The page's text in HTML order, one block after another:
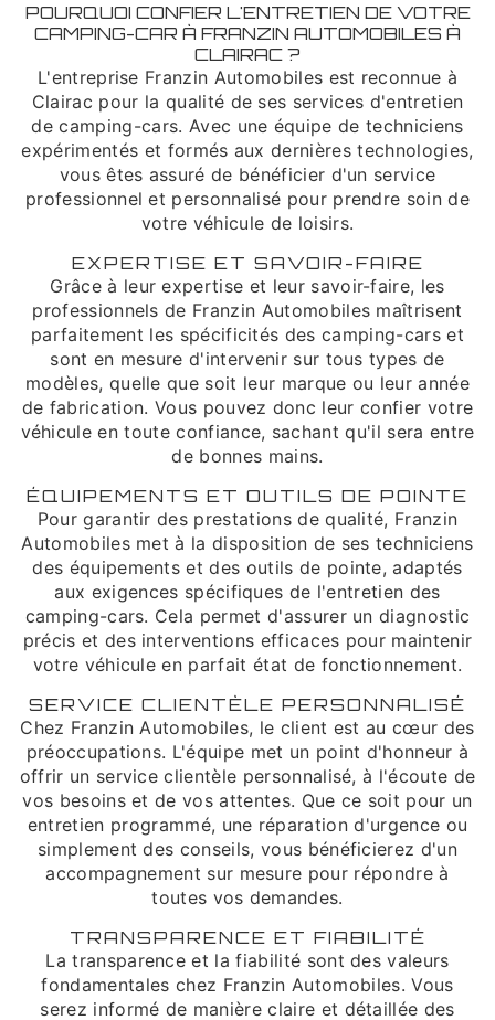
POURQUOI CONFIER L'ENTRETIEN DE VOTRE
CAMPING-CAR À FRANZIN AUTOMOBILES À
CLAIRAC ?
L'entreprise Franzin Automobiles est reconnue à
Clairac pour la qualité de ses services d'entretien
de camping-cars. Avec une équipe de techniciens
expérimentés et formés aux dernières technologies,
vous êtes assuré de bénéficier d'un service
professionnel et personnalisé pour prendre soin de
votre véhicule de loisirs.
EXPERTISE ET SAVOIR-FAIRE
Grâce à leur expertise et leur savoir-faire, les
professionnels de Franzin Automobiles maîtrisent
parfaitement les spécificités des camping-cars et
sont en mesure d'intervenir sur tous types de
modèles, quelle que soit leur marque ou leur année
de fabrication. Vous pouvez donc leur confier votre
véhicule en toute confiance, sachant qu'il sera entre
de bonnes mains.
ÉQUIPEMENTS ET OUTILS DE POINTE
Pour garantir des prestations de qualité, Franzin
Automobiles met à la disposition de ses techniciens
des équipements et des outils de pointe, adaptés
aux exigences spécifiques de l'entretien des
camping-cars. Cela permet d'assurer un diagnostic
précis et des interventions efficaces pour maintenir
votre véhicule en parfait état de fonctionnement.
SERVICE CLIENTÈLE PERSONNALISÉ
Chez Franzin Automobiles, le client est au cœur des
préoccupations. L'équipe met un point d'honneur à
offrir un service clientèle personnalisé, à l'écoute de
vos besoins et de vos attentes. Que ce soit pour un
entretien programmé, une réparation d'urgence ou
simplement des conseils, vous bénéficierez d'un
accompagnement sur mesure pour répondre à
toutes vos demandes.
TRANSPARENCE ET FIABILITÉ
La transparence et la fiabilité sont des valeurs
fondamentales chez Franzin Automobiles. Vous
serez informé de manière claire et détaillée des